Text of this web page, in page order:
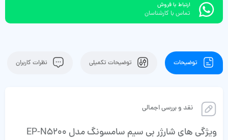
ارتباط با فروش
تماس با کارشناسان
توضیحات توضیحات تکمیلی نظرات کاربران
نقد و بررسی اجمالی
ویژگی های شارژر بی سیم سامسونگ مدل EP-N5200